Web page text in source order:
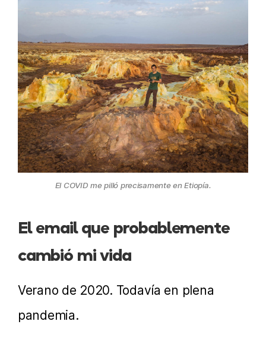
El COVID me pilló precisamente en Etiopía.
El email que probablemente
cambió mi vida
Verano de 2020. Todavía en plena
pandemia.